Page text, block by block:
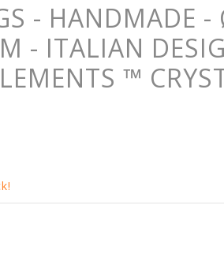
- HANDMADE
- ITALIAN
™